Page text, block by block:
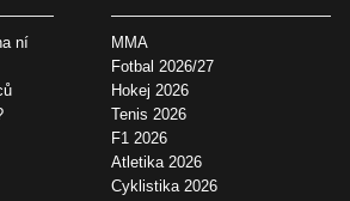
ní
MMA
Fotbal 2026/27
Hokej 2026
Tenis 2026
F1 2026
Atletika 2026
Cyklistika 2026